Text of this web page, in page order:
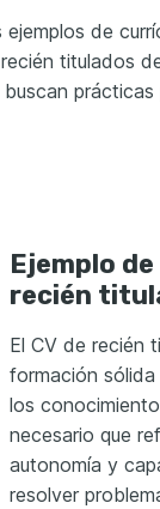
de
titulados
Ejemplo
recién
El CV de recién
formación
los
necesario que
autonomía y
resolver